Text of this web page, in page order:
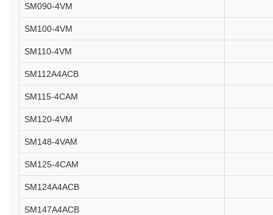
SM090-4VM
SM100-4VM
SM110-4VM
SM112A4ACB
SM115-4CAM
SM120-4VM
SM148-4VAM
SM125-4CAM
SM124A4ACB
SM147A4ACB